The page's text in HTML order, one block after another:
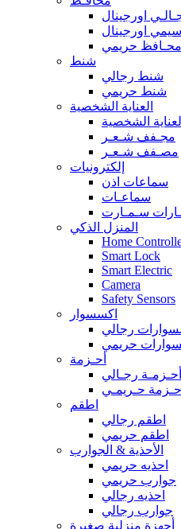
اورجينال
اورجينال
محـافظ حريمي
شنط
شنط رجالي
شنط حريمي
العناية الشخصية
الشخصية
مجـفف شـعـر
مصـفف شـعـر
إلكترونيات
سماعات اذن
سماعـات
سـمـارت
المنزل الذكي
Home
Smart Lock
Smart Electric
Camera
Safety Sensors
اكسسوار
رجالي
حريمي
أحـزمة
أحـزمـة رجـالي
أحـزمة حـريمـي
اطقم
اطقم رجالي
اطقم حريمي
الأحذية & الجوارب
احذيه حريمي
جوارب حريمي
احذيه رجالي
جوارب رجالي
أجهزة منزلية صغيرة